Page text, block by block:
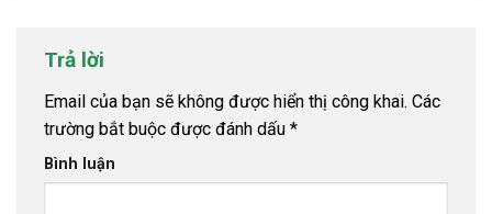
Trả lời
Email của bạn sẽ không được hiển thị công khai. Các
trường bắt buộc được đánh dấu *
Bình luận